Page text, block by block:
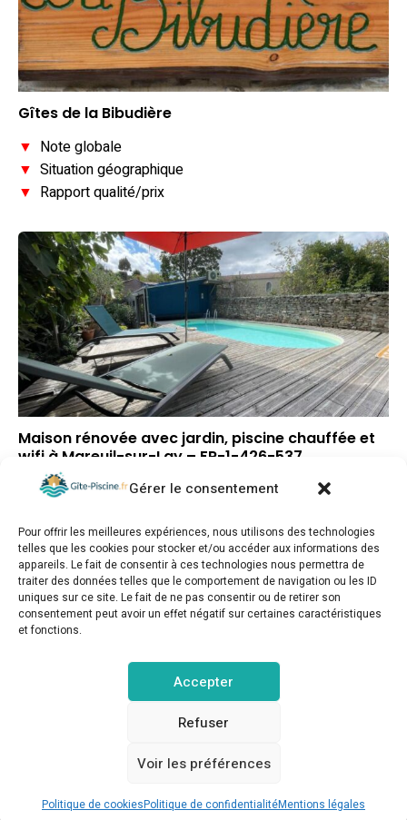
Gérer le consentement
Pour offrir les meilleures expériences, nous utilisons des technologies
telles que les cookies pour stocker et/ou accéder aux informations des
appareils. Le fait de consentir à ces technologies nous permettra de
traiter des données telles que le comportement de navigation ou les ID
uniques sur ce site. Le fait de ne pas consentir ou de retirer son
consentement peut avoir un effet négatif sur certaines caractéristiques
et fonctions.
Accepter
Refuser
Voir les préférences
Politique de cookiesPolitique de confidentialitéMentions légales
Réserver sur Booking.com
Réduction Genius 10% et plus possible via ce lien.
Gîtes de la Bibudière
▼ Note globale
▼ Situation géographique
▼ Rapport qualité/prix
Maison rénovée avec jardin, piscine chauffée et
wifi à Mareuil-sur-Lay – FR-1-426-537
Note globale
▼Rapport qualité/prix
gite-piscine.fr © Copyright 2025. Tous droits réservés.
POLITIQUE DE CONFIDENTIALITÉ
POLITIQUE DE COOKIES (UE) CONTACT